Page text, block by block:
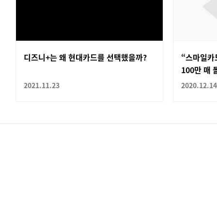
디즈니+는 왜 현대카드를 선택했을까?
2021.11.23
“스마일
100만 매
2020.12.14